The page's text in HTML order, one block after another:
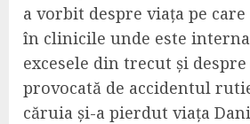
a vorbit despre viața pe care
în clinicile unde este
excesele din trecut și
provocată de accidentul
căruia și-a pierdut viața